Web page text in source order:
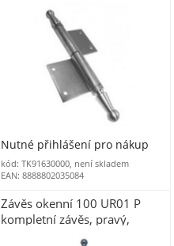
Nutné přihlášení pro nákup
kód: TK91630000, není skladem
EAN: 8888802035084
Závěs okenní 100 UR01 P
kompletní závěs, pravý,
průměr 6 mm, zinek modrý